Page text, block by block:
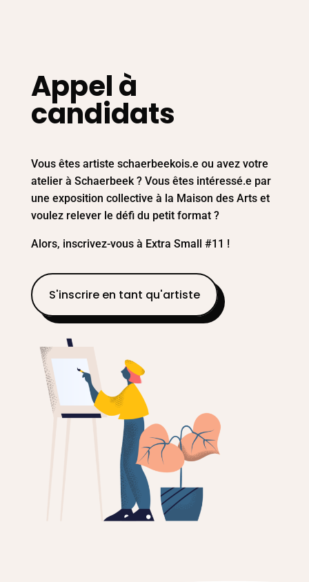
Appel à
candidats
Vous êtes artiste schaerbeekois.e ou avez votre
atelier à Schaerbeek ? Vous êtes intéressé.e par
une exposition collective à la Maison des Arts et
voulez relever le défi du petit format ?
Alors, inscrivez-vous à Extra Small #11 !
S'inscrire en tant qu'artiste